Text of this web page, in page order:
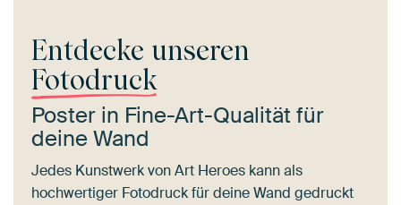
Entdecke unseren
Fotodruck
Poster in Fine-Art-Qualität für
deine Wand
Jedes Kunstwerk von Art Heroes kann als
hochwertiger Fotodruck für deine Wand gedruckt